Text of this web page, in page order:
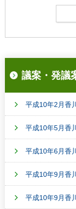
議案・発議
平成10年2月香
平成10年5月香
平成10年6月香
平成10年9月香
平成10年9月香